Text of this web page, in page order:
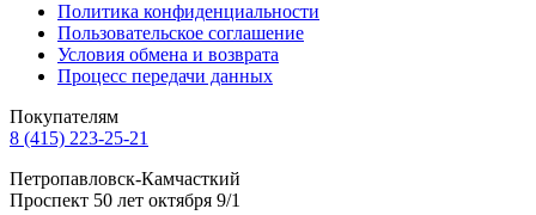
Политика конфиденциальности
Пользовательское соглашение
Условия обмена и возврата
Процесс передачи данных
Покупателям
8 (415) 223-25-21
Петропавловск-Камчасткий
Проспект 50 лет октября 9/1